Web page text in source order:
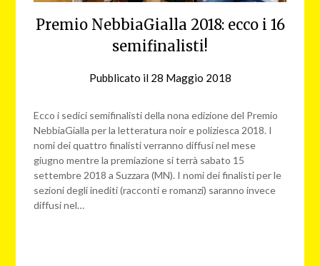
Premio NebbiaGialla 2018: ecco i 16
semifinalisti!
Pubblicato il 28 Maggio 2018
Ecco i sedici semifinalisti della nona edizione del Premio
NebbiaGialla per la letteratura noir e poliziesca 2018. I
nomi dei quattro finalisti verranno diffusi nel mese
giugno mentre la premiazione si terrà sabato 15
settembre 2018 a Suzzara (MN). I nomi dei finalisti per le
sezioni degli inediti (racconti e romanzi) saranno invece
diffusi nel…